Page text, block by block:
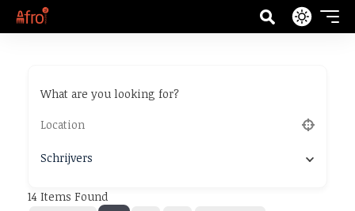
What are you looking for?
Schrijvers
14 Items Found